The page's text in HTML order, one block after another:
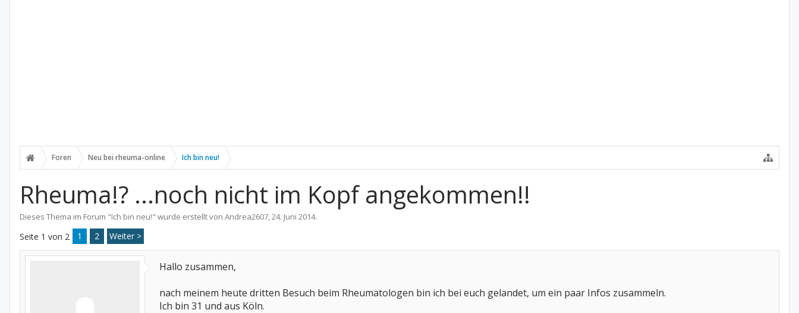
Foren Neu bei rheuma-online Ich bin neu!
Rheuma!? ...noch nicht im Kopf angekommen!!
Dieses Thema im Forum "Ich bin neu!" wurde erstellt von Andrea2607,24. Juni 2014.
Seite 1 von 2 1 2 Weiter >
Hallo zusammen,
nach meinem heute dritten Besuch beim Rheumatologen bin ich bei euch gelandet, um ein paar Infos zusammeln.
Ich bin 31 und aus Köln.